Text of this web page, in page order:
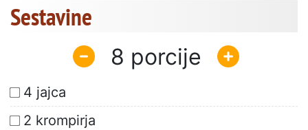
Sestavine
8
4 jajca
2 krompirja